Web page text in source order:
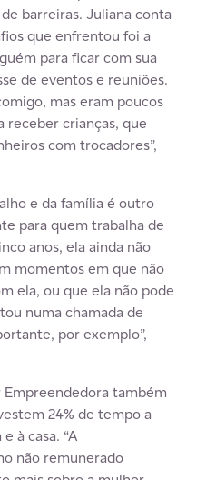
barreiras. Juliana conta
que enfrentou foi a
para ficar com sua
de eventos e reuniões.
mas eram poucos
receber crianças, que
com trocadores”,
e da família é outro
para quem trabalha de
anos, ela ainda não
momentos em que não
ela, ou que ela não pode
numa chamada de
por exemplo”,
Empreendedora também
24% de tempo a
à casa. “A
não remunerado